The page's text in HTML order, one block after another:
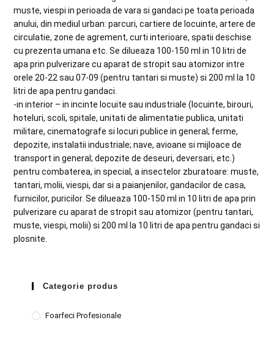
muste, viespi in perioada de vara si gandaci pe toata perioada
anului, din mediul urban: parcuri, cartiere de locuinte, artere de
circulatie, zone de agrement, curti interioare, spatii deschise
cu prezenta umana etc. Se dilueaza 100-150 ml in 10 litri de
apa prin pulverizare cu aparat de stropit sau atomizor intre
orele 20-22 sau 07-09 (pentru tantari si muste) si 200 ml la 10
litri de apa pentru gandaci.
-in interior – in incinte locuite sau industriale (locuinte, birouri,
hoteluri, scoli, spitale, unitati de alimentatie publica, unitati
militare, cinematografe si locuri publice in general; ferme,
depozite, instalatii industriale; nave, avioane si mijloace de
transport in general; depozite de deseuri, deversari, etc.)
pentru combaterea, in special, a insectelor zburatoare: muste,
tantari, molii, viespi, dar si a paianjenilor, gandacilor de casa,
furnicilor, puricilor. Se dilueaza 100-150 ml in 10 litri de apa prin
pulverizare cu aparat de stropit sau atomizor (pentru tantari,
muste, viespi, molii) si 200 ml la 10 litri de apa pentru gandaci si
plosnite.
Categorie produs
Foarfeci Profesionale